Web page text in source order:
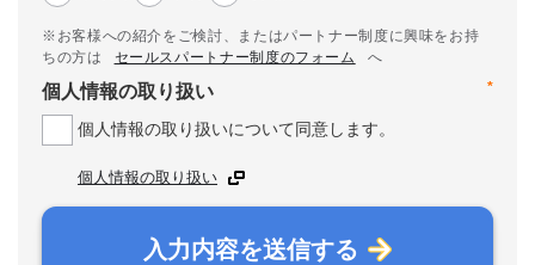
※お客様への紹介をご検討、またはパートナー制度に興味をお持
ちの方は
セールスパートナー制度のフォーム
へ
*
個人情報の取り扱い
個人情報の取り扱いについて同意します。
個人情報の取り扱い
入力内容を送信する